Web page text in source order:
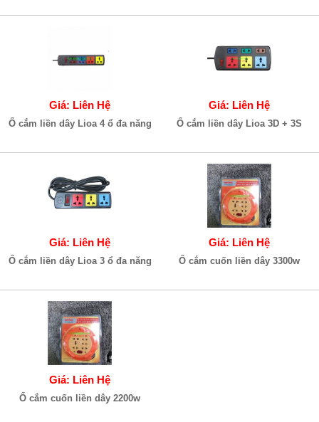
Giá: Liên Hệ
Ổ cắm liền dây Lioa 4 ổ đa năng
Giá: Liên Hệ
Ổ cắm liền dây Lioa 3D + 3S
Giá: Liên Hệ
Ổ cắm liền dây Lioa 3 ổ đa năng
Giá: Liên Hệ
Ổ cắm cuốn liền dây 3300w
Giá: Liên Hệ
Ổ cắm cuốn liền dây 2200w